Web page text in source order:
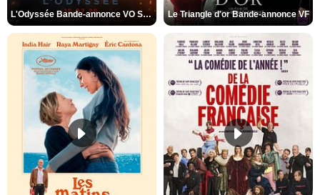
L'Odyssée Bande-annonce VO STFR Le Triangle d'or Bande-annonce VF